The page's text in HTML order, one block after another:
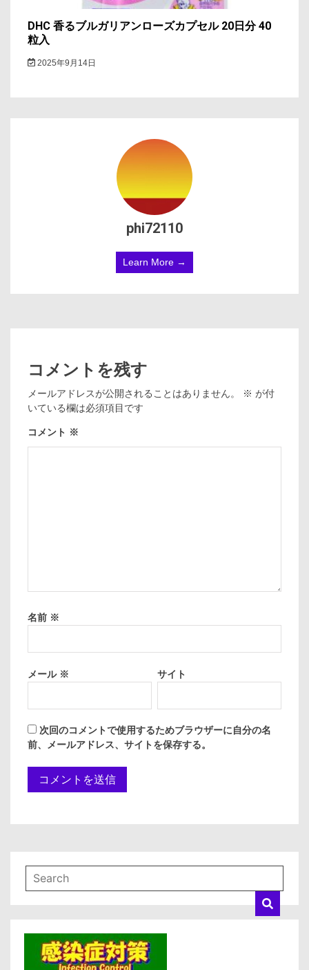
DHC 香るブルガリアンローズカプセル 20日分 40
粒入
2025年9月14日
phi72110
Learn More →
コメントを残す
メールアドレスが公開されることはありません。 ※ が付
いている欄は必須項目です
コメント ※
名前 ※
メール ※ サイト
次回のコメントで使用するためブラウザーに自分の名
前、メールアドレス、サイトを保存する。